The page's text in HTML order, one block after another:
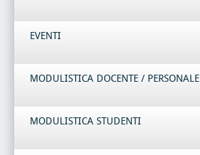
EVENTI
MODULISTICA DOCENTE / PERSONALE
MODULISTICA STUDENTI